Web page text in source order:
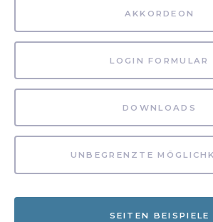
AKKORDEON
LOGIN FORMULAR
DOWNLOADS
UNBEGRENZTE
SEITEN BEISPIELE